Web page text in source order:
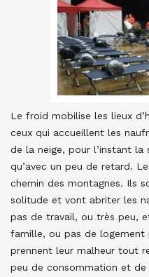
Le froid mobilise les lieux
ceux qui accueillent les
de la neige, pour l’instant la
qu’avec un peu de retard.
chemin des montagnes. Ils
solitude et vont abriter les
pas de travail, ou très peu,
famille, ou pas de logement
prennent leur malheur tout
peu de consommation et de